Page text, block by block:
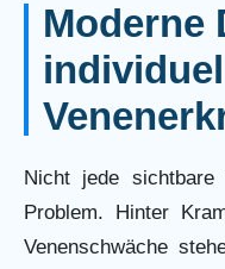
Moderne
Nicht jede
Problem. Hinter
Venenschwäche